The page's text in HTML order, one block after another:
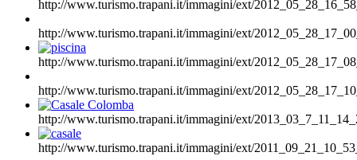
http://www.turismo.trapani.it/immagini/ext/
http://www.turismo.trapani.it/immagini/ext/
http://www.turismo.trapani.it/immagini/ext/
http://www.turismo.trapani.it/immagini/ext/
http://www.turismo.trapani.it/immagini/ext/
http://www.turismo.trapani.it/immagini/ext/